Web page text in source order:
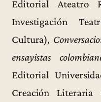
Editorial Ateatro
Investigación
Cultura),
ensayistas
Editorial
Creación Literaria